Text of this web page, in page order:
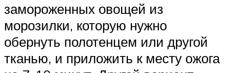
замороженных овощей из
морозилки, которую нужно
обернуть полотенцем или другой
тканью, и приложить к месту ожога